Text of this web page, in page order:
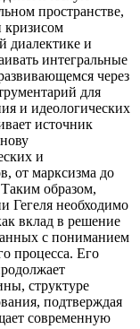
пространстве,
кризисом
диалектике и
интегральные
через
для
и идеологических
источник
и
от марксизма до
образом,
Гегеля необходимо
вклад в решение
с пониманием
процесса. Его
структуре
подтверждая
современную